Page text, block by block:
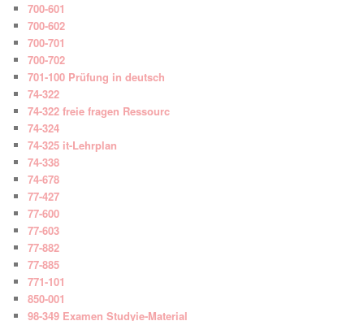
700-601
700-602
700-701
700-702
701-100 Prüfung in deutsch
74-322
74-322 freie fragen Ressourc
74-324
74-325 it-Lehrplan
74-338
74-678
77-427
77-600
77-603
77-882
77-885
771-101
850-001
98-349 Examen Studyie-Material